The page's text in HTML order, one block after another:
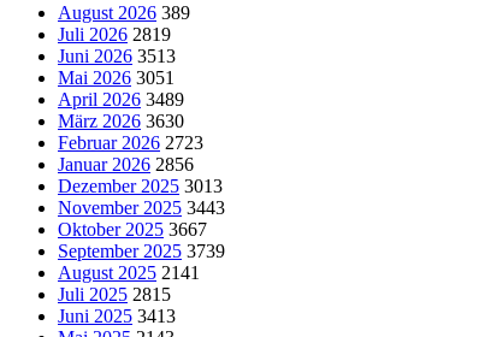
August 2026 389
Juli 2026 2819
Juni 2026 3513
Mai 2026 3051
April 2026 3489
März 2026 3630
Februar 2026 2723
Januar 2026 2856
Dezember 2025 3013
November 2025 3443
Oktober 2025 3667
September 2025 3739
August 2025 2141
Juli 2025 2815
Juni 2025 3413